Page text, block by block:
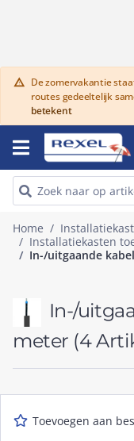
warning De zomervakantie
routes gedeeltelijk
betekent
Home
Installatiekasten
In-/uitgaande
In-/
meter (4
Toevoegen aan